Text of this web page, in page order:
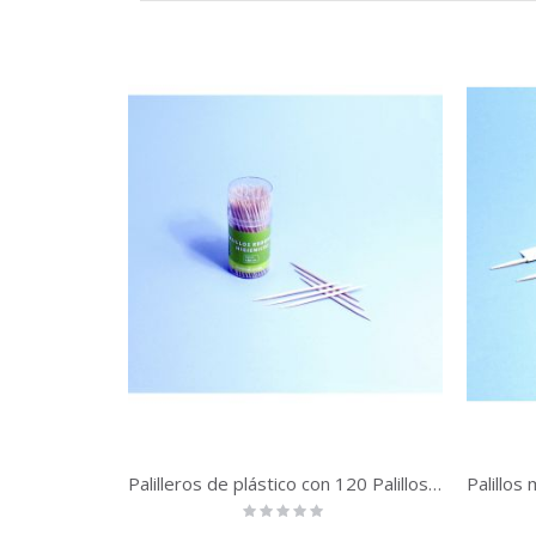
Palilleros de plástico con 120 Palillos redondos | 360 unidades
Rating:
0%